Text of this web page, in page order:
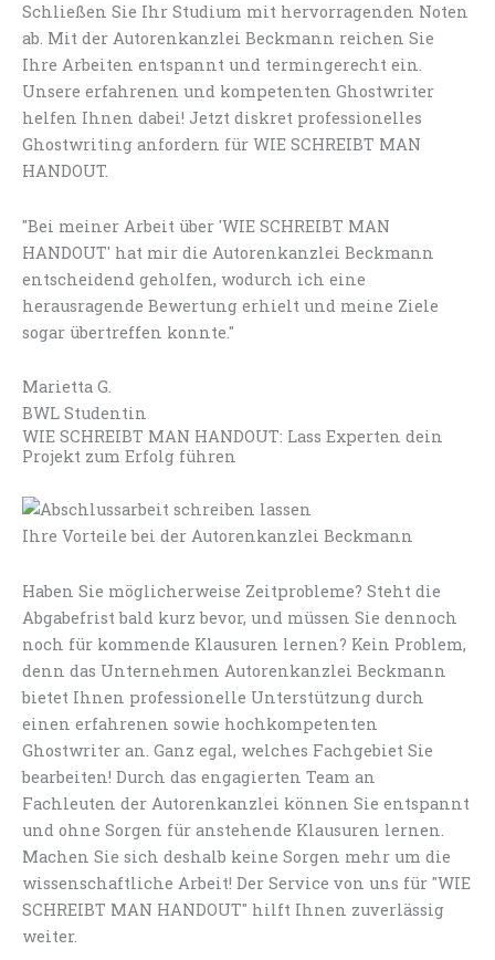
Schließen Sie Ihr Studium mit hervorragenden Noten
ab. Mit der Autorenkanzlei Beckmann reichen Sie
Ihre Arbeiten entspannt und termingerecht ein.
Unsere erfahrenen und kompetenten Ghostwriter
helfen Ihnen dabei! Jetzt diskret professionelles
Ghostwriting anfordern für WIE SCHREIBT MAN
HANDOUT.
"Bei meiner Arbeit über 'WIE SCHREIBT MAN
HANDOUT' hat mir die Autorenkanzlei Beckmann
entscheidend geholfen, wodurch ich eine
herausragende Bewertung erhielt und meine Ziele
sogar übertreffen konnte."
Marietta G.
BWL Studentin
WIE SCHREIBT MAN HANDOUT: Lass Experten dein
Projekt zum Erfolg führen
Ihre Vorteile bei der Autorenkanzlei Beckmann
Haben Sie möglicherweise Zeitprobleme? Steht die
Abgabefrist bald kurz bevor, und müssen Sie dennoch
noch für kommende Klausuren lernen? Kein Problem,
denn das Unternehmen Autorenkanzlei Beckmann
bietet Ihnen professionelle Unterstützung durch
einen erfahrenen sowie hochkompetenten
Ghostwriter an. Ganz egal, welches Fachgebiet Sie
bearbeiten! Durch das engagierten Team an
Fachleuten der Autorenkanzlei können Sie entspannt
und ohne Sorgen für anstehende Klausuren lernen.
Machen Sie sich deshalb keine Sorgen mehr um die
wissenschaftliche Arbeit! Der Service von uns für "WIE
SCHREIBT MAN HANDOUT" hilft Ihnen zuverlässig
weiter.